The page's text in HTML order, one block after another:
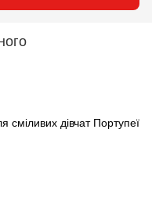
дівчат Портупеї